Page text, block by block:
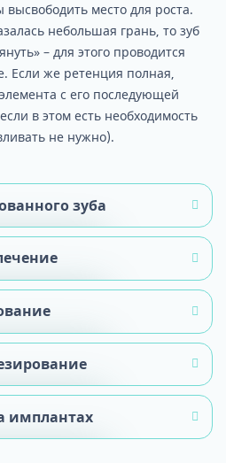
высвободить место для роста.
небольшая грань, то зуб
– для этого проводится
Если же ретенция полная,
с его последующей
в этом есть необходимость
не нужно).
зуба
зуб подлежит
требуется разрезать
в зависимости
имплантах